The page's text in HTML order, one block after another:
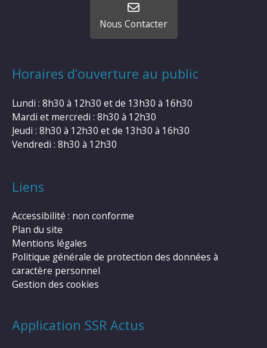
Nous Contacter
Horaires d’ouverture au public
Lundi : 8h30 à 12h30 et de 13h30 à 16h30
Mardi et mercredi : 8h30 à 12h30
Jeudi : 8h30 à 12h30 et de 13h30 à 16h30
Vendredi : 8h30 à 12h30
Liens
Accessibilité : non conforme
Plan du site
Mentions légales
Politique générale de protection des données à
caractère personnel
Gestion des cookies
Application SSR Actus